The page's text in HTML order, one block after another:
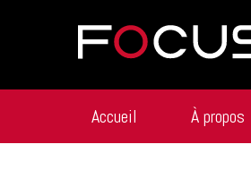
Accueil À propos